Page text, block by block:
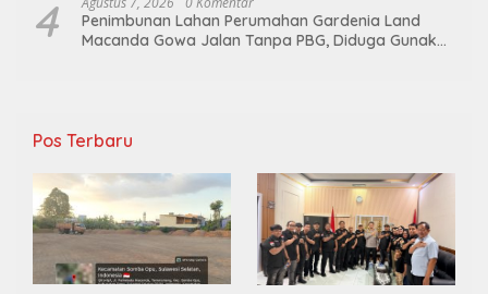
4
Penimbunan Lahan Perumahan Gardenia Land
Macanda Gowa Jalan Tanpa PBG, Diduga Gunakan
Pos Terbaru